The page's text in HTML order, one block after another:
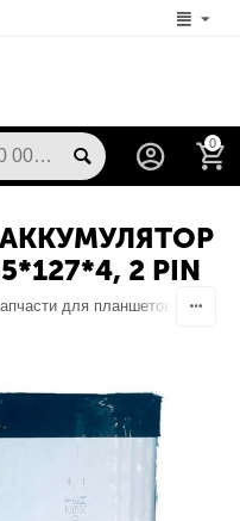
0
2 PIN
для планшетов